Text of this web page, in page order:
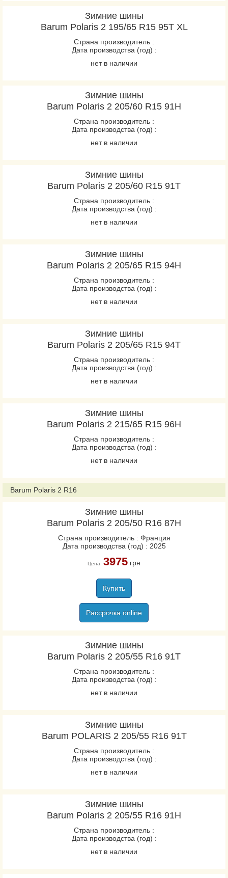
Зимние шины
Barum Polaris 2 195/65 R15 95T XL
Страна производитель :
Дата производства (год) :
нет в наличии
Зимние шины
Barum Polaris 2 205/60 R15 91H
Страна производитель :
Дата производства (год) :
нет в наличии
Зимние шины
Barum Polaris 2 205/60 R15 91T
Страна производитель :
Дата производства (год) :
нет в наличии
Зимние шины
Barum Polaris 2 205/65 R15 94H
Страна производитель :
Дата производства (год) :
нет в наличии
Зимние шины
Barum Polaris 2 205/65 R15 94T
Страна производитель :
Дата производства (год) :
нет в наличии
Зимние шины
Barum Polaris 2 215/65 R15 96H
Страна производитель :
Дата производства (год) :
нет в наличии
Barum Polaris 2 R16
Зимние шины
Barum Polaris 2 205/50 R16 87H
Страна производитель : Франция
Дата производства (год) : 2025
Цена: 3975грн
Купить
Рассрочка online
Зимние шины
Barum Polaris 2 205/55 R16 91T
Страна производитель :
Дата производства (год) :
нет в наличии
Зимние шины
Barum POLARIS 2 205/55 R16 91Т
Страна производитель :
Дата производства (год) :
нет в наличии
Зимние шины
Barum Polaris 2 205/55 R16 91H
Страна производитель :
Дата производства (год) :
нет в наличии